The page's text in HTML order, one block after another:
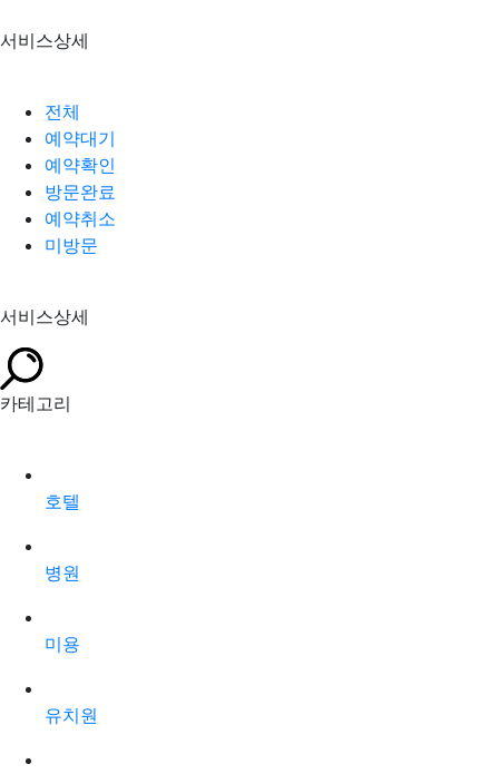
서비스상세
전체
예약대기
예약확인
방문완료
예약취소
미방문
서비스상세
카테고리
호텔
병원
미용
유치원